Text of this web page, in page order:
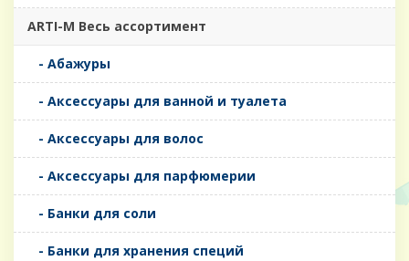
ARTI-M Весь ассортимент
- Абажуры
- Аксессуары для ванной и туалета
- Аксессуары для волос
- Аксессуары для парфюмерии
- Банки для соли
- Банки для хранения специй